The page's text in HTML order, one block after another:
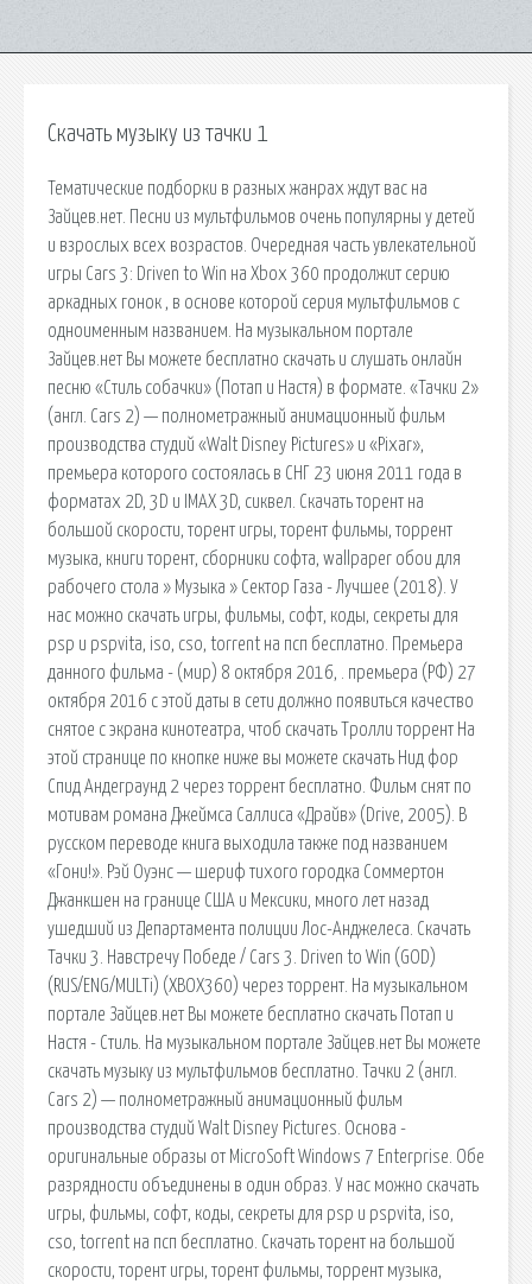
Скачать музыку из тачки 1
Тематические подборки в разных жанрах ждут вас на
Зайцев.нет. Песни из мультфильмов очень популярны у детей
и взрослых всех возрастов. Очередная часть увлекательной
игры Cars 3: Driven to Win на Xbox 360 продолжит серию
аркадных гонок , в основе которой серия мультфильмов с
одноименным нaзвaнием. На музыкальном портале
Зайцев.нет Вы можете бесплатно скачать и слушать онлайн
песню «Стиль собачки» (Потап и Настя) в формате. «Тачки 2»
(англ. Cars 2) — полнометражный анимационный фильм
производства студий «Walt Disney Pictures» и «Pixar»,
премьера которого состоялась в СНГ 23 июня 2011 года в
форматах 2D, 3D и IMAX 3D, сиквел. Скачать торент на
большой скорости, торент игры, торент фильмы, торрент
музыка, книги торент, сборники софта, wallpaper обои для
рабочего стола » Музыка » Сектор Газа - Лучшее (2018). У
нас можно скачать игры, фильмы, софт, коды, секреты для
psp и pspvita, iso, cso, torrent на псп бесплатно. Премьера
данного фильма - (мир) 8 октября 2016, . премьера (РФ) 27
октября 2016 с этой даты в сети должно появиться качество
снятое с экрана кинотеатра, чтоб скачать Тролли торрент На
этой странице по кнопке ниже вы можете скачать Нид фор
Спид Андеграунд 2 через торрент бесплатно. Фильм снят по
мотивам романа Джеймса Саллиса «Драйв» (Drive, 2005). В
русском переводе книга выходила также под названием
«Гони!». Рэй Оуэнс — шериф тихого городка Соммертон
Джанкшен на границе США и Мексики, много лет назад
ушедший из Департамента полиции Лос-Анджелеса. Скачать
Тачки 3. Навстречу Победе / Cars 3. Driven to Win (GOD)
(RUS/ENG/MULTi) (XBOX360) через торрент. На музыкальном
портале Зайцев.нет Вы можете бесплатно скачать Потап и
Настя - Стиль. На музыкальном портале Зайцев.нет Вы можете
скачать музыку из мультфильмов бесплатно. Тачки 2 (англ.
Cars 2) — полнометражный анимационный фильм
производства студий Walt Disney Pictures. Основа -
оригинальные образы от MicroSoft Windows 7 Enterprise. Обе
разрядности объединены в один образ. У нас можно скачать
игры, фильмы, софт, коды, секреты для psp и pspvita, iso,
cso, torrent на псп бесплатно. Скачать торент на большой
скорости, торент игры, торент фильмы, торрент музыка,